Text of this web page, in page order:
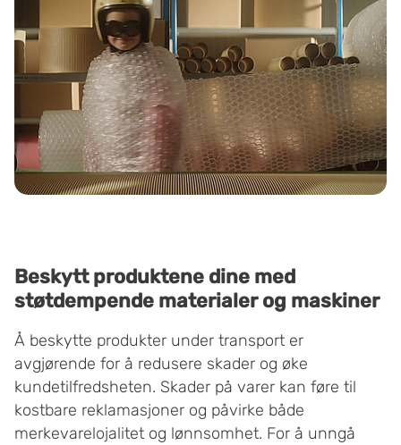
Beskytt produktene dine med
støtdempende materialer og maskiner
Å beskytte produkter under transport er
avgjørende for å redusere skader og øke
kundetilfredsheten. Skader på varer kan føre til
kostbare reklamasjoner og påvirke både
merkevarelojalitet og lønnsomhet. For å unngå